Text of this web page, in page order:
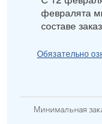
февралята
составе
Обязательно
Минимальная